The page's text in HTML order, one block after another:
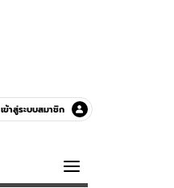
เข้าสู่ระบบสมาชิก